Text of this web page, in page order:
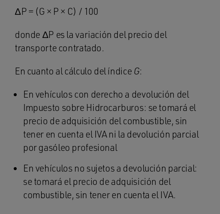
ΔP = (G × P × C) / 100
donde ΔP es la variación del precio del
transporte contratado.
En cuanto al cálculo del índice G:
En vehículos con derecho a devolución del
Impuesto sobre Hidrocarburos: se tomará el
precio de adquisición del combustible, sin
tener en cuenta el IVA ni la devolución parcial
por gasóleo profesional
En vehículos no sujetos a devolución parcial:
se tomará el precio de adquisición del
combustible, sin tener en cuenta el IVA.